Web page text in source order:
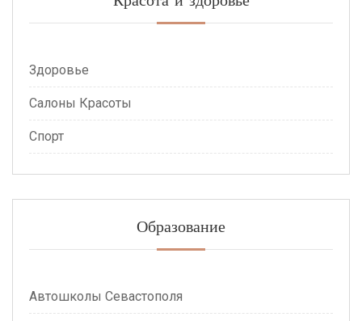
Здоровье
Салоны Красоты
Спорт
Образование
Автошколы Севастополя